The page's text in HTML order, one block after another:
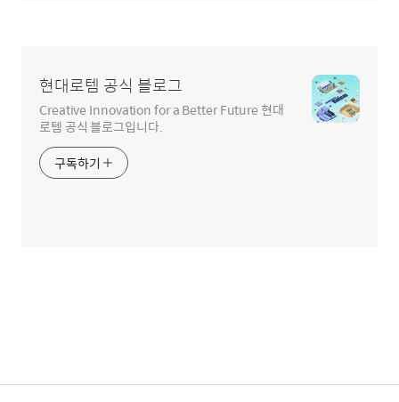
현대로템 공식 블로그
Creative Innovation for a Better Future 현대
로템 공식 블로그입니다.
구독하기